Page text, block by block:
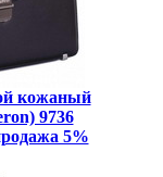
кожаный
9736
5%